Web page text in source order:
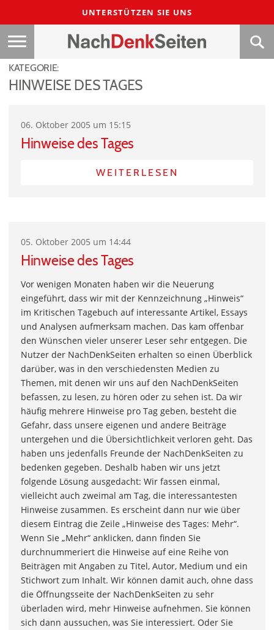
UNTERSTÜTZEN SIE UNS
KATEGORIE:
HINWEISE DES TAGES
06. Oktober 2005 um 15:15
Hinweise des Tages
WEITERLESEN
05. Oktober 2005 um 14:44
Hinweise des Tages
Vor wenigen Monaten haben wir die Neuerung
eingeführt, dass wir mit der Kennzeichnung „Hinweis“
im Kritischen Tagebuch auf interessante Artikel, Essays
und Analysen aufmerksam machen. Das kam offenbar
den Wünschen vieler unserer Leser sehr entgegen. Die
Nutzer der NachDenkSeiten erhalten so einen Überblick
darüber, was in den verschiedensten Medien zu
Themen, mit denen wir uns auf den NachDenkSeiten
befassen, zu lesen, zu hören oder zu sehen ist. Da wir
häufig mehrere Hinweise pro Tag geben, besteht die
Gefahr, dass unsere eigenen und andere Beiträge
untergehen und die Übersichtlichkeit verloren geht. Das
haben uns jedenfalls Freunde der NachDenkSeiten zu
bedenken gegeben. Deshalb haben wir uns jetzt
folgende Lösung ausgedacht: Wir fassen einmal,
vielleicht auch zweimal am Tag, die interessantesten
Hinweise zusammen. Es erscheint dann nur wie über
diesem Eintrag die Zeile „Hinweise des Tages: Mehr“.
Wenn Sie „Mehr“ anklicken, dann finden Sie
durchnummeriert die Hinweise auf eine Reihe von
Beiträgen mit Angaben zu Titel, Autor, Medium und ein
Stichwort zum Inhalt. Wir können damit auch, ohne dass
die Öffnungsseite der NachDenkSeiten zu sehr
überladen wird, mehr Hinweise aufnehmen. Sie können
sich dann aussuchen, was Sie interessiert. Oder Sie